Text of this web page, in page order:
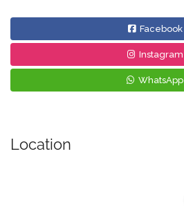
Facebook
Instagram
WhatsApp
Location